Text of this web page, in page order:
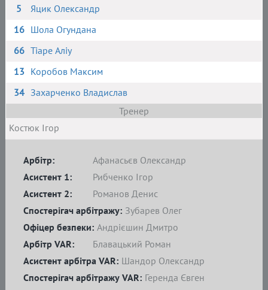
5
Яцик Олександр
16 Шола Огундана
66 Тіаре Аліу
13 Коробов Максим
34 Захарченко Владислав
Тренер
Костюк Ігор
Арбітр:
Афанасьєв Олександр
Асистент 1:
Рибченко Ігор
Асистент 2:
Романов Денис
Спостерігач арбітражу: Зубарев Олег
Офіцер безпеки: Андрієшин Дмитро
Арбітр VAR:
Блавацький Роман
Асистент арбітра VAR: Шандор Олександр
Спостерігач арбітражу VAR: Геренда Євген